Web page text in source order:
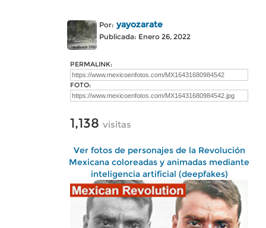
Por: yayozarate
Publicada: Enero 26, 2022
PERMALINK:
FOTO:
1,138 visitas
Ver fotos de personajes de la Revolución
Mexicana coloreadas y animadas mediante
inteligencia artificial (deepfakes)